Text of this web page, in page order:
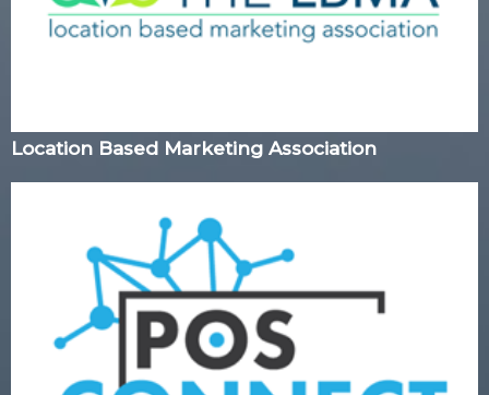
Location Based Marketing Association